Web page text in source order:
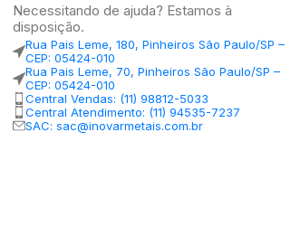
Necessitando de ajuda? Estamos à
disposição.
Rua Pais Leme, 180, Pinheiros São Paulo/SP –
CEP: 05424-010
Rua Pais Leme, 70, Pinheiros São Paulo/SP –
CEP: 05424-010
Central Vendas: (11) 98812-5033
Central Atendimento: (11) 94535-7237
SAC: sac@inovarmetais.com.br